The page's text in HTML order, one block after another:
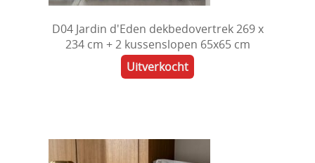
D04 Jardin d'Eden dekbedovertrek 269 x
234 cm + 2 kussenslopen 65x65 cm
Uitverkocht